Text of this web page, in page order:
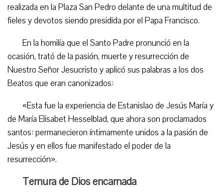
realizada en la Plaza San Pedro delante de una multitud de
fieles y devotos siendo presidida por el Papa Francisco.
En la homilía que el Santo Padre pronunció en la
ocasión, trató de la pasión, muerte y resurrección de
Nuestro Señor Jesucristo y aplicó sus palabras a los dos
Beatos que eran canonizados:
«Esta fue la experiencia de Estanislao de Jesús María y
de María Elisabet Hesselblad, que ahora son proclamados
santos: permanecieron íntimamente unidos a la pasión de
Jesús y en ellos fue manifestado el poder de la
resurrección».
Ternura de Dios encarnada